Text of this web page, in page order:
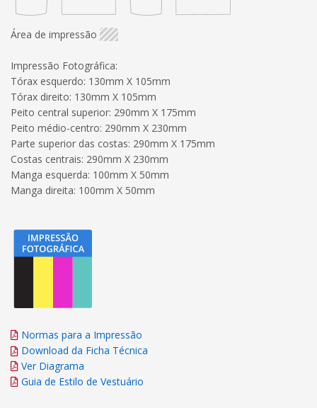
Área de impressão
Impressão Fotográfica:
Tórax esquerdo: 130mm X 105mm
Tórax direito: 130mm X 105mm
Peito central superior: 290mm X 175mm
Peito médio-centro: 290mm X 230mm
Parte superior das costas: 290mm X 175mm
Costas centrais: 290mm X 230mm
Manga esquerda: 100mm X 50mm
Manga direita: 100mm X 50mm
Normas para a Impressão
Download da Ficha Técnica
Ver Diagrama
Guia de Estilo de Vestuário